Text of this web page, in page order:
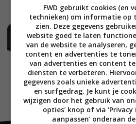
MOBILE 10 JANUARI 2013
Alcatel lanceert One
Android tablets
FWD gebruikt cookies (en
technieken) om informatie op
zien. Deze gegevens
website goed te laten
van de website te analyseren,
content en advertenties te
van advertenties en content
diensten te verbeteren.
gegevens zoals unieke
en surfgedrag. Je kunt je
wijzigen door het gebruik van
opties' knop of via
aanpassen' onderaan